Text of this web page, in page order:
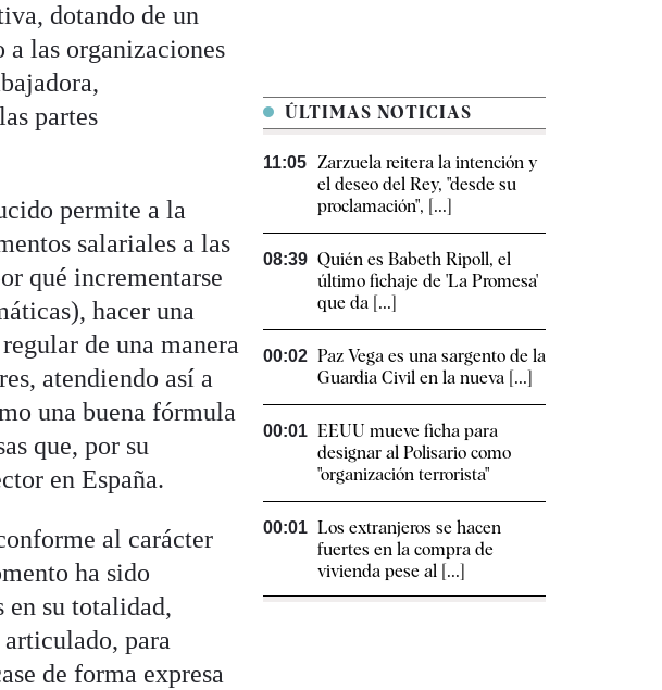
dotando de un
a las organizaciones
partes
permite a la
salariales a las
qué incrementarse
hacer una
de una manera
atendiendo así a
una buena fórmula
que, por su
en España.
al carácter
ha sido
en su totalidad,
para
de forma expresa
ÚLTIMAS NOTICIAS
11:05 Zarzuela reitera la intención y
el deseo del Rey, "desde su
proclamación", [...]
08:39 Quién es Babeth Ripoll, el
último fichaje de 'La Promesa'
que da [...]
00:02 Paz Vega es una sargento de la
Guardia Civil en la nueva [...]
00:01 EEUU mueve ficha para
designar al Polisario como
"organización terrorista"
00:01 Los extranjeros se hacen
fuertes en la compra de
vivienda pese al [...]